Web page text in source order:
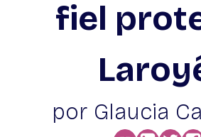
fiel
por Glaucia